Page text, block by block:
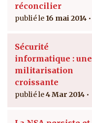
réconcilier
16 mai 2014
Sécurité
informatique : une
militarisation
croissante
4 Mar 2014